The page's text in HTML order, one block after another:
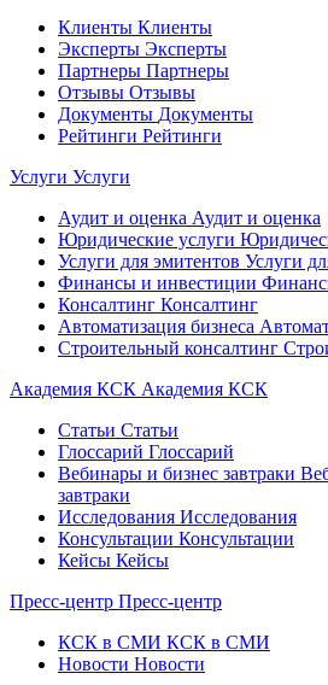
Клиенты Клиенты
Эксперты Эксперты
Партнеры Партнеры
Отзывы Отзывы
Документы Документы
Рейтинги Рейтинги
Услуги Услуги
Аудит и оценка Аудит и оценка
Юридические услуги
Услуги для эмитентов Услуги
Финансы и инвестиции
Консалтинг Консалтинг
Автоматизация бизнеса
Строительный консалтинг
Академия КСК Академия КСК
Статьи Статьи
Глоссарий Глоссарий
Вебинары и бизнес завтраки
завтраки
Исследования Исследования
Консультации Консультации
Кейсы Кейсы
Пресс-центр Пресс-центр
КСК в СМИ КСК в СМИ
Новости Новости